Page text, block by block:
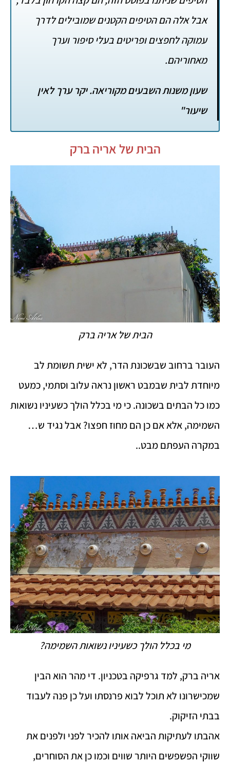
אבל אלה הם הטיפים הקטנים שמובילים לדרך
עמוקה לחפצים ופריטים בעלי סיפור וערך
מאחוריהם.
שעון משנות השבעים מקוריאה. יקר ערך לאין
שיעור"
הבית של אריה ברק
הבית של אריה ברק
העובר ברחוב שבשכונת הדר, לא ישית תשומת לב
מיוחדת לבית שבמבט ראשון נראה עלוב וסתמי, כמעט
כמו כל הבתים בשכונה. כי מי בכלל הולך כשעיניו נשואות
השמימה, אלא אם כן הם מחוז חפצו? אבל נגיד ש…
במקרה העפתם מבט..
מי בכלל הולך כשעיניו נשואות השמימה?
אריה ברק, למד גרפיקה בטכניון. די מהר הוא הבין
שמכישרונו לא תוכל לבוא פרנסתו ועל כן פנה לעבוד
בבתי הזיקוק.
אהבתו לעתיקות הביאה אותו להכיר לפני ולפנים את
שווקי הפשפשים היותר שווים וכמו כן את הסוחרים,